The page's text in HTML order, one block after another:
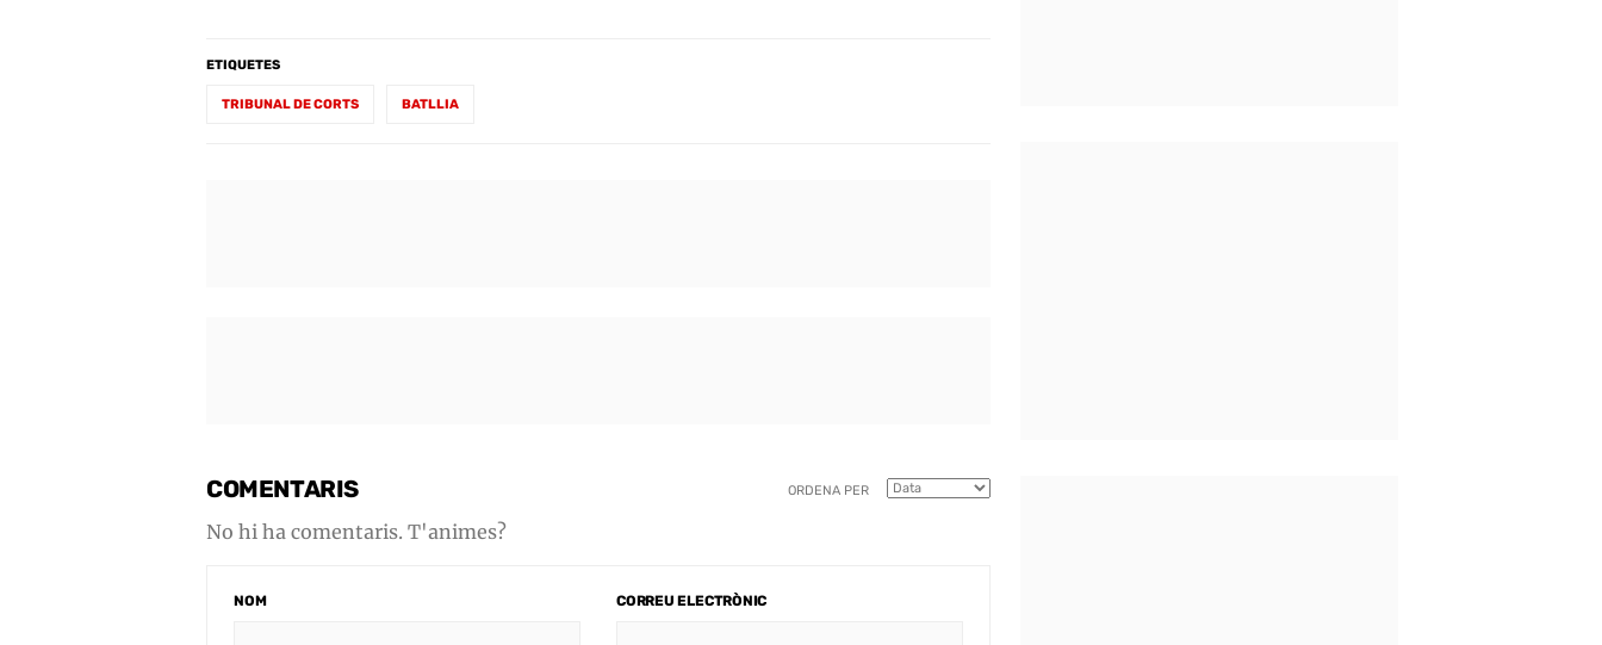
ETIQUETES
TRIBUNAL DE CORTS BATLLIA
COMENTARIS ORDENA PER
No hi ha comentaris. T'animes?
NOM CORREU ELECTRÒNIC